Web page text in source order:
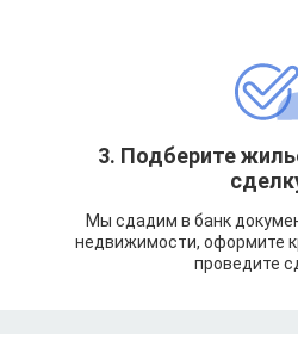
3. Подберите
Мы сдадим в банк
недвижимости, оформите
проведите